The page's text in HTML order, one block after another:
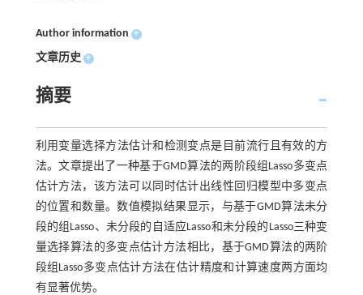
Author information +
文章历史 +
摘要
利用变量选择方法估计和检测变点是目前流行且有效的方
法。文章提出了一种基于GMD算法的两阶段组Lasso多变点
估计方法，该方法可以同时估计出线性回归模型中多变点
的位置和数量。数值模拟结果显示，与基于GMD算法未分
段的组Lasso、未分段的自适应Lasso和未分段的Lasso三种变
量选择算法的多变点估计方法相比，基于GMD算法的两阶
段组Lasso多变点估计方法在估计精度和计算速度两方面均
有显著优势。